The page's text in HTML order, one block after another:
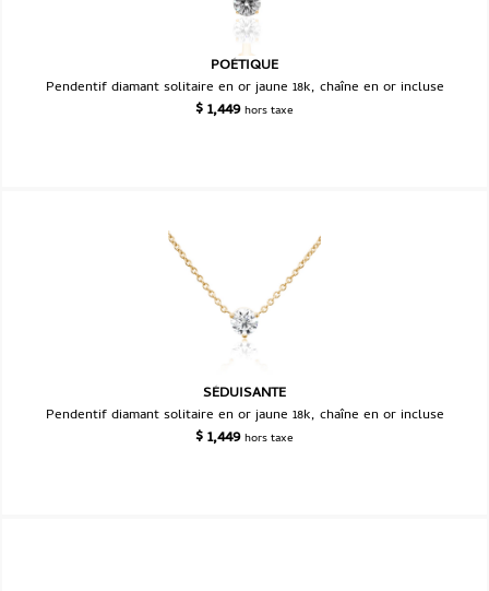
POÉTIQUE
Pendentif diamant solitaire en or jaune 18k, chaîne en or incluse
$1,449 hors taxe
SÉDUISANTE
Pendentif diamant solitaire en or jaune 18k, chaîne en or incluse
$1,449 hors taxe